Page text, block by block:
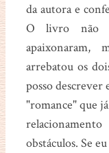
da autora e
O livro não
arrebatou os
posso
"romance" que
obstáculos. Se